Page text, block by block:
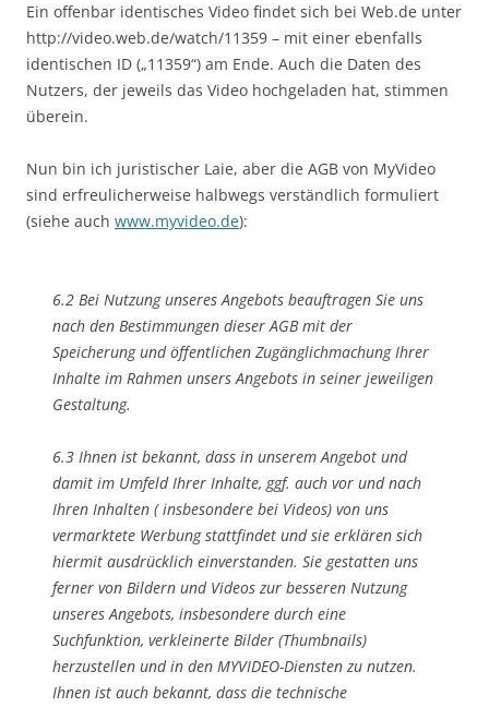
Ein offenbar identisches Video findet sich bei Web.de unter
http://video.web.de/watch/11359 – mit einer ebenfalls
identischen ID („11359“) am Ende. Auch die Daten des
Nutzers, der jeweils das Video hochgeladen hat, stimmen
überein.
Nun bin ich juristischer Laie, aber die AGB von MyVideo
sind erfreulicherweise halbwegs verständlich formuliert
(siehe auch www.myvideo.de):
6.2 Bei Nutzung unseres Angebots beauftragen Sie uns
nach den Bestimmungen dieser AGB mit der
Speicherung und öffentlichen Zugänglichmachung Ihrer
Inhalte im Rahmen unsers Angebots in seiner jeweiligen
Gestaltung.
6.3 Ihnen ist bekannt, dass in unserem Angebot und
damit im Umfeld Ihrer Inhalte, ggf. auch vor und nach
Ihren Inhalten ( insbesondere bei Videos) von uns
vermarktete Werbung stattfindet und sie erklären sich
hiermit ausdrücklich einverstanden. Sie gestatten uns
ferner von Bildern und Videos zur besseren Nutzung
unseres Angebots, insbesondere durch eine
Suchfunktion, verkleinerte Bilder (Thumbnails)
herzustellen und in den MYVIDEO-Diensten zu nutzen.
Ihnen ist auch bekannt, dass die technische